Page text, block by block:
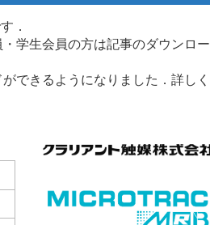
．
学生会員の方は記事のダウンロー
できるようになりました．詳しく